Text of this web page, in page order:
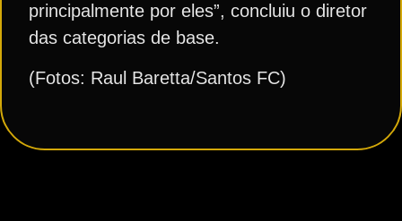
principalmente por eles”, concluiu o diretor
das categorias de base.
(Fotos: Raul Baretta/Santos FC)